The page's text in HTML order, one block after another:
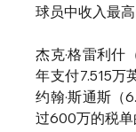
球员中收入最
杰克·格雷利什
年支付7.515万
约翰·斯通斯（
过600万的税单